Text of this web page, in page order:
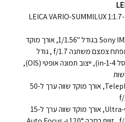
עדשות Leica מקצועיות - LEICA VARIO-SUMMILUX 1:1.7-
50MP - חיישן ראשי Sony IMX906 בגודל ''1/1.56, אורך מוקד
שווה ערך ל-23 מ"מ עם מפתח צמצם משתנה f/1.7 , גודל
פיקסל 2.0μm (סופר פיקסל 4-in-1), ייצוב תמונה אופטי (OIS),
50MP - חיישן צילום Telephoto, אורך מוקד שווה ערך ל-50
12MP - חיישן צילום Ultra-wide, אורך מוקד שווה ערך ל-15